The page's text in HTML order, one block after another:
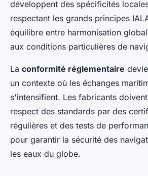
développent des spécificités
respectant les grands principes
équilibre entre harmonisation
aux conditions particulières de
La conformité réglementaire
un contexte où les échanges
s'intensifient. Les fabricants
respect des standards par des
régulières et des tests de
pour garantir la sécurité des
les eaux du globe.